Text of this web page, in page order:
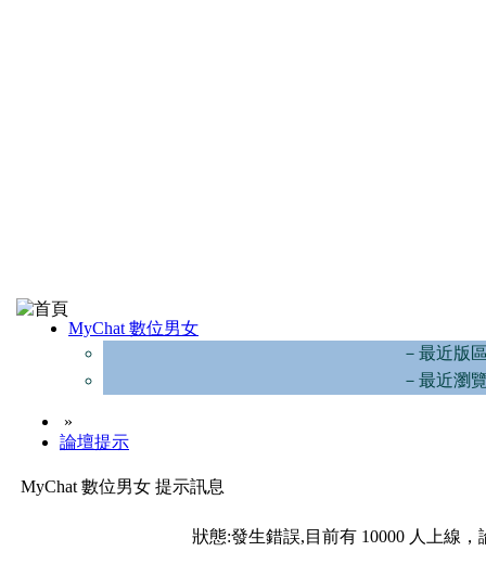
MyChat 數位男女
－最近版
－最近瀏
»
論壇提示
MyChat 數位男女 提示訊息
狀態:發生錯誤,目前有 10000 人上線